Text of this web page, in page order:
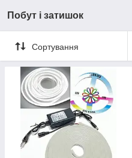
Побут і затишок
Сортування